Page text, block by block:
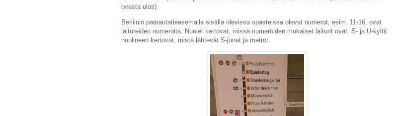
ovesta ulos).
Berliinin päärautatieasemalla sisällä olevissa opasteissa olevat numerot, esim. 11-16, ovat
laitureiden numeroita. Nuolet kertovat, missä numeroiden mukaiset laiturit ovat. S- ja U-kyltit
nuolineen kertovat, mistä lähtevät S-junat ja metrot.